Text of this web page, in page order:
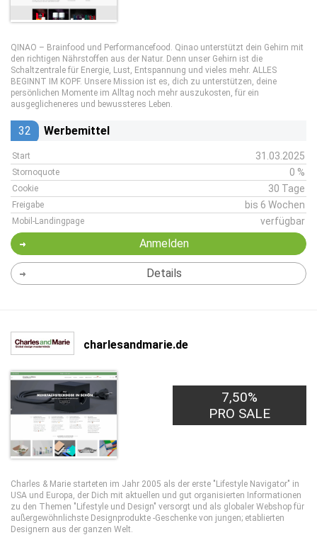
QINAO – Brainfood und Performancefood. Qinao unterstützt dein Gehirn mit
den richtigen Nährstoffen aus der Natur. Denn unser Gehirn ist die
Schaltzentrale für Energie, Lust, Entspannung und vieles mehr. ALLES
BEGINNT IM KOPF. Unsere Mission ist es, dich zu unterstützen, deine
persönlichen Momente im Alltag noch mehr auszukosten, für ein
ausgeglicheneres und bewussteres Leben.
32 Werbemittel
Start 31.03.2025
Stornoquote 0 %
Cookie 30 Tage
Freigabe bis 6 Wochen
Mobil-Landingpage verfügbar
Anmelden
Details
charlesandmarie.de
7,50%
PRO SALE
Charles & Marie starteten im Jahr 2005 als der erste "Lifestyle Navigator" in
USA und Europa, der Dich mit aktuellen und gut organisierten Informationen
zu den Themen "Lifestyle und Design" versorgt und als globaler Webshop für
außergewöhnlichste Designprodukte -Geschenke von jungen; etablierten
Designern aus der ganzen Welt.